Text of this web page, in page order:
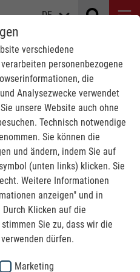
verschiedene
personenbezogene
die
Analysezwecke verwendet
unsere Website auch ohne
Technisch notwendige
Sie können die
und ändern, indem Sie auf
(unten links) klicken. Sie
Weitere Informationen
anzeigen" und in
Klicken auf die
Sie zu, dass wir die
dürfen.
Marketing
DE
BSH-PRESSEN
Leimbinder
BSH-Pressen
jeden Bedarf und